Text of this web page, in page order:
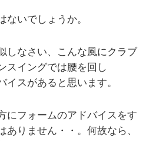
ないでしょうか。
しなさい、こんな風にクラブ
スイングでは腰を回し
イスがあると思います。
にフォームのアドバイスをす
ありません・・。何故なら、